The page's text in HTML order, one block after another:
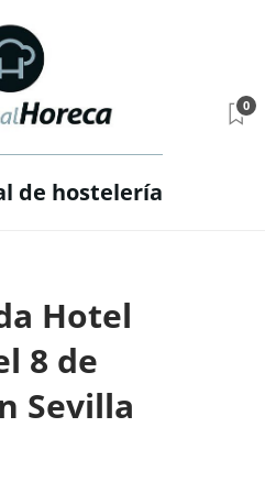
de hostelería
0
Hotel
8 de
Sevilla